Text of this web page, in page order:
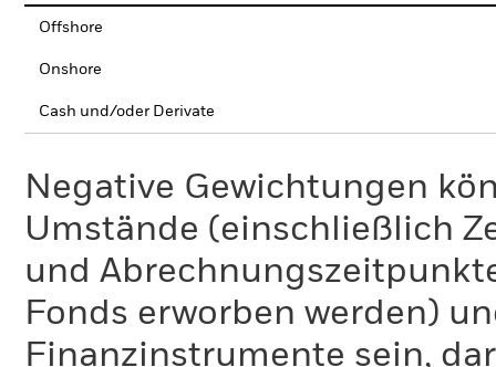
Offshore
Onshore
Cash und/oder Derivate
Negative Gewichtungen
Umstände (einschließlich
und
Fonds erworben werden)
Finanzinstrumente sein,